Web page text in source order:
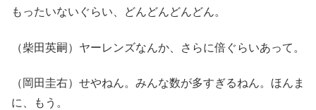
もったいないぐらい、どんどんどんどん。
（柴田英嗣）ヤーレンズなんか、さらに倍ぐらいあって。
（岡田圭右）せやねん。みんな数が多すぎるねん。ほんま
に、もう。